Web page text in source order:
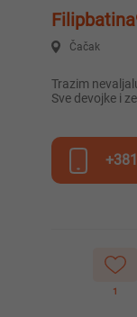
Čačak
Trazim nevaljalu devojcicu koja voli da dobija po guzi.
Sve devojke i
1